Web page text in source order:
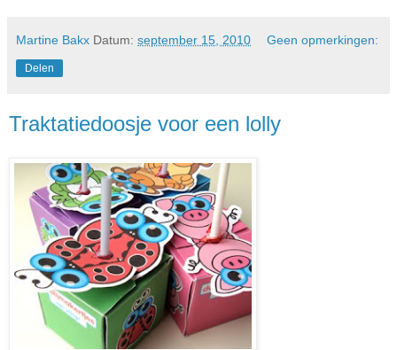
Martine Bakx Datum: september 15, 2010 Geen opmerkingen:
Delen
Traktatiedoosje voor een lolly